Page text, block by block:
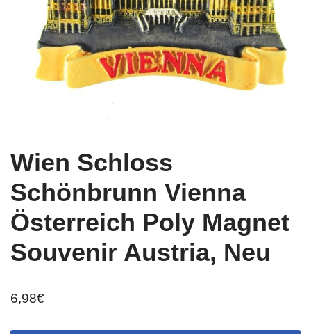
Wien Schloss
Schönbrunn Vienna
Österreich Poly Magnet
Souvenir Austria, Neu
6,98€